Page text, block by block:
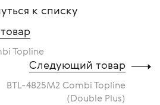
к списку
Topline
Следующий товар
BTL-4825M2 Combi Topline
(Double Plus)